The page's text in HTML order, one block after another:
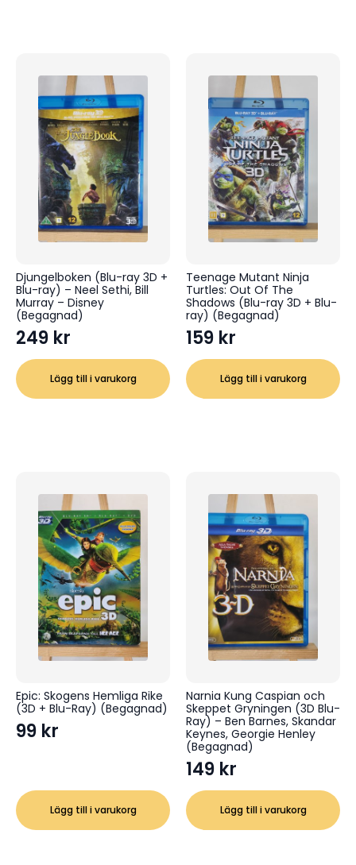
Djungelboken (Blu-ray 3D +
Blu-ray) – Neel Sethi, Bill
Murray – Disney
(Begagnad)
249 kr
Lägg till i varukorg
Teenage Mutant Ninja
Turtles: Out Of The
Shadows (Blu-ray 3D + Blu-
ray) (Begagnad)
159 kr
Lägg till i varukorg
Epic: Skogens Hemliga Rike
(3D + Blu-Ray) (Begagnad)
99 kr
Lägg till i varukorg
Narnia Kung Caspian och
Skeppet Gryningen (3D Blu-
Ray) – Ben Barnes, Skandar
Keynes, Georgie Henley
(Begagnad)
149 kr
Lägg till i varukorg